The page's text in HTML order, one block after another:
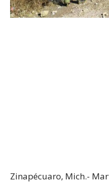
Zinapécuaro, Mich.-